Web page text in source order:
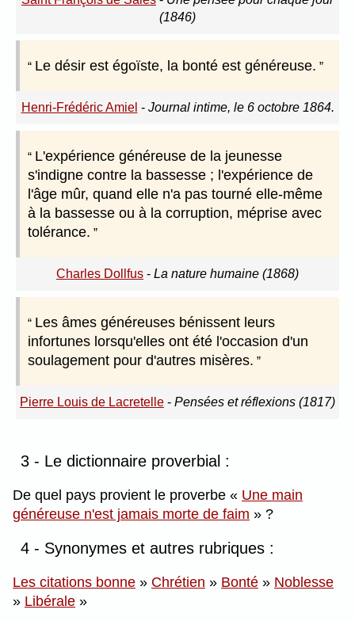
(1846)
Le désir est égoïste, la bonté est généreuse.
Henri-Frédéric Amiel - Journal intime, le 6 octobre 1864.
L'expérience généreuse de la jeunesse
s'indigne contre la bassesse ; l'expérience de
l'âge mûr, quand elle n'a pas tourné elle-même
à la bassesse ou à la corruption, méprise avec
tolérance.
Charles Dollfus - La nature humaine (1868)
Les âmes généreuses bénissent leurs
infortunes lorsqu'elles ont été l'occasion d'un
soulagement pour d'autres misères.
Pierre Louis de Lacretelle - Pensées et réflexions (1817)
3 - Le dictionnaire proverbial :
De quel pays provient le proverbe
Une main
généreuse n'est jamais morte de faim
?
4 - Synonymes et autres rubriques :
Les citations bonne » Chrétien » Bonté » Noblesse
» Libérale »